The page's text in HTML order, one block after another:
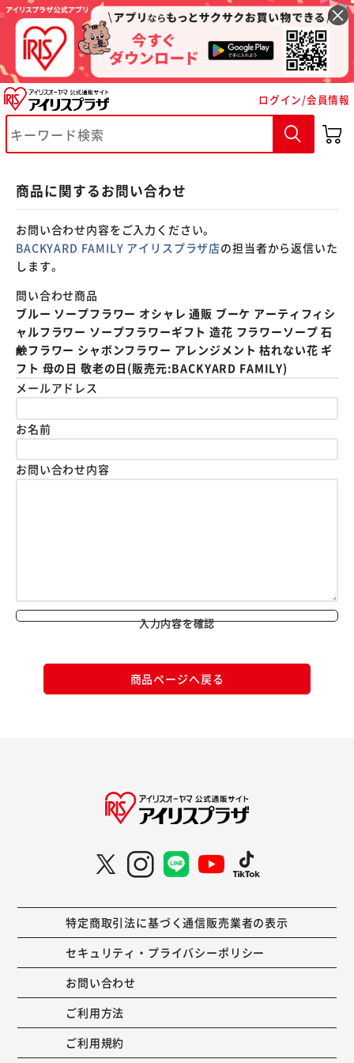
ログイン/会員情報
商品に関するお問い合わせ
お問い合わせ内容をご入力ください。
BACKYARD FAMILY アイリスプラザ店の担当者から返信いた
します。
問い合わせ商品
ブルー ソープフラワー オシャレ 通販 ブーケ アーティフィシ
ャルフラワー ソープフラワーギフト 造花 フラワーソープ 石
鹸フラワー シャボンフラワー アレンジメント 枯れない花 ギ
フト 母の日 敬老の日(販売元:BACKYARD FAMILY)
メールアドレス
お名前
お問い合わせ内容
入力内容を確認
商品ページへ戻る
特定商取引法に基づく通信販売業者の表示
セキュリティ・プライバシーポリシー
お問い合わせ
ご利用方法
ご利用規約
※ご確認ください
カートに入れる